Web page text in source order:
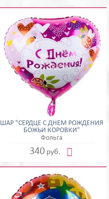
ШАР "СЕРДЦЕ С ДНЕМ РОЖДЕНИЯ
БОЖЬИ КОРОВКИ"
Фольга
340 руб. 